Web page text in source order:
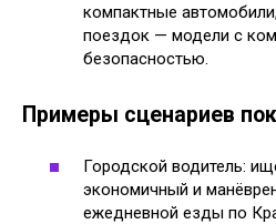
компактные
поездок — модели с
безопасностью.
Примеры сценариев
Городской водитель:
экономичный и
ежедневной езды по